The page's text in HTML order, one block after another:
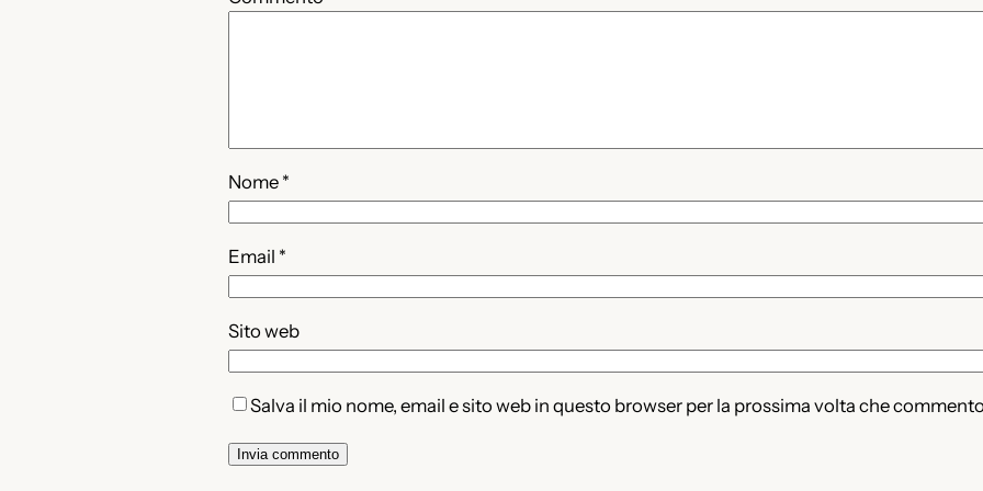
Nome *
Email *
Sito web
Salva il mio nome, email e sito web in questo browser per la prossima volta che